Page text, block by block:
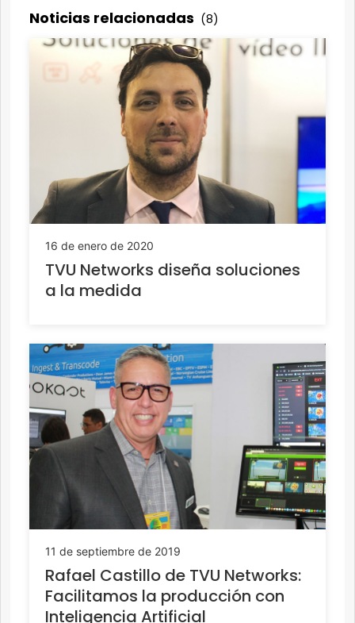
Noticias relacionadas (8)
16 de enero de 2020
TVU Networks diseña soluciones
a la medida
11 de septiembre de 2019
Rafael Castillo de TVU Networks:
Facilitamos la producción con
Inteligencia Artificial